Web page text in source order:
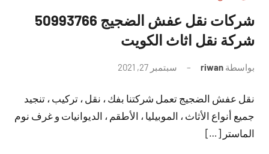
شركات نقل عفش الضجيج 50993766
شركة نقل اثاث الكويت
بواسطة riwan سبتمبر 27, 2021
تعليقات
نقل عفش الضجيج تعمل شركتنا بفك ، نقل ، تركيب ، تنجيد
جميع أنواع الأثاث ، الموبيليا ، الأطقم ، الديوانيات و غرف نوم
الماستر […]